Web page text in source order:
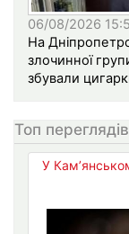
06/08/2026
На
злочинної
збували
Топ переглядів
У